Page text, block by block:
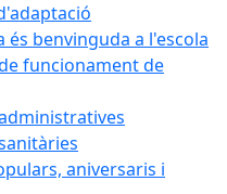
és benvinguda a l'escola
funcionament de
aniversaris i